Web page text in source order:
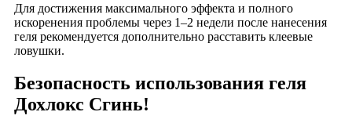
Для достижения максимального эффекта и полного
искоренения проблемы через 1–2 недели после нанесения
геля рекомендуется дополнительно расставить клеевые
ловушки.
Безопасность использования геля
Дохлокс Сгинь!